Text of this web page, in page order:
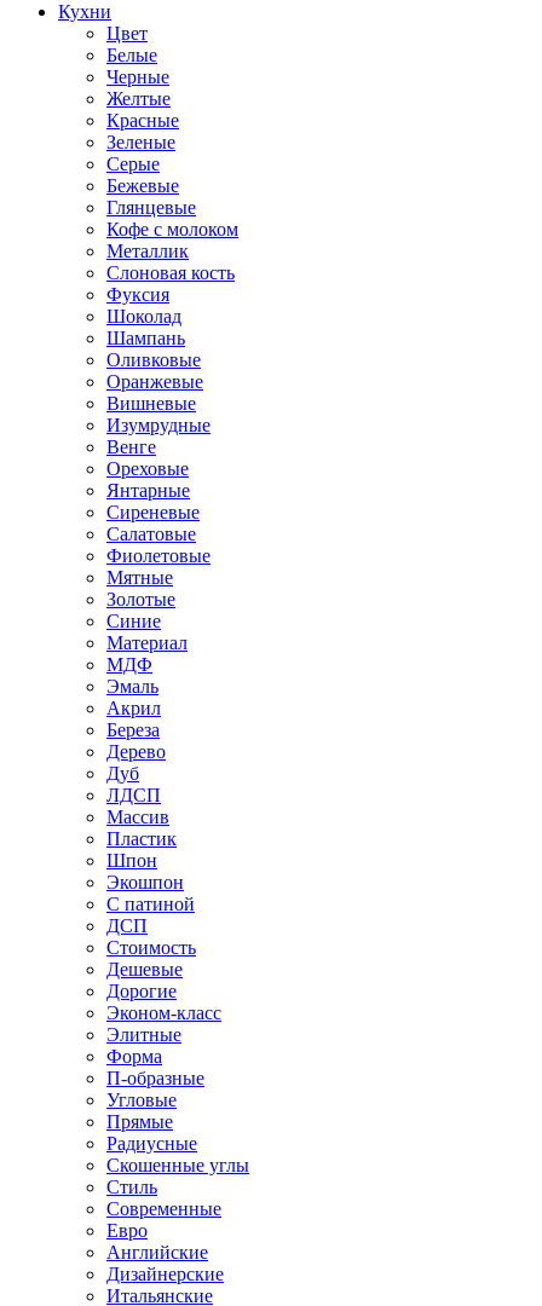
Кухни
Цвет
Белые
Черные
Желтые
Красные
Зеленые
Серые
Бежевые
Глянцевые
Кофе с молоком
Металлик
Слоновая кость
Фуксия
Шоколад
Шампань
Оливковые
Оранжевые
Вишневые
Изумрудные
Венге
Ореховые
Янтарные
Сиреневые
Салатовые
Фиолетовые
Мятные
Золотые
Синие
Материал
МДФ
Эмаль
Акрил
Береза
Дерево
Дуб
ЛДСП
Массив
Пластик
Шпон
Экошпон
С патиной
ДСП
Стоимость
Дешевые
Дорогие
Эконом-класс
Элитные
Форма
П-образные
Угловые
Прямые
Радиусные
Скошенные углы
Стиль
Современные
Евро
Английские
Дизайнерские
Итальянские